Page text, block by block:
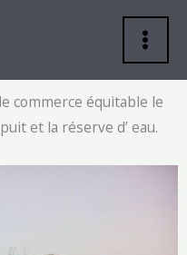
commerce équitable le
et la réserve d’ eau.